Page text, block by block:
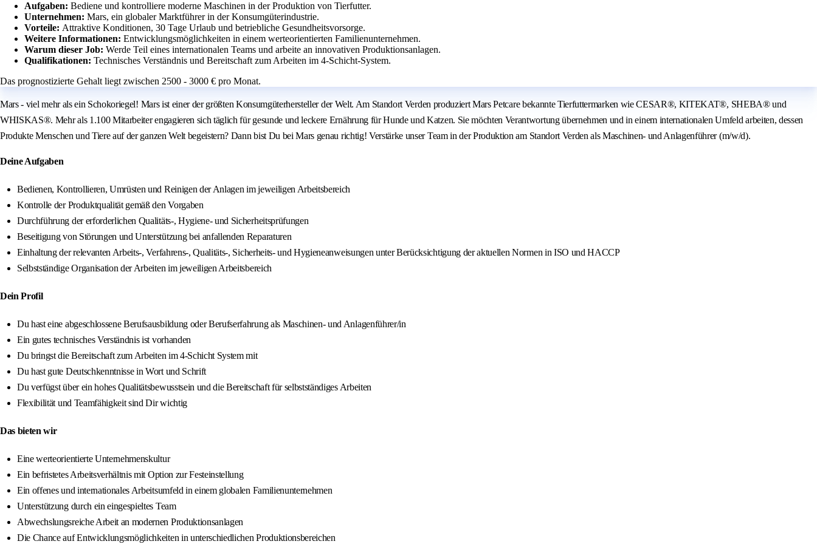
Aufgaben: Bediene und kontrolliere moderne Maschinen in der Produktion von Tierfutter.
Unternehmen: Mars, ein globaler Marktführer in der Konsumgüterindustrie.
Vorteile: Attraktive Konditionen, 30 Tage Urlaub und betriebliche Gesundheitsvorsorge.
Weitere Informationen: Entwicklungsmöglichkeiten in einem werteorientierten Familienunternehmen.
Warum dieser Job: Werde Teil eines internationalen Teams und arbeite an innovativen Produktionsanlagen.
Qualifikationen: Technisches Verständnis und Bereitschaft zum Arbeiten im 4-Schicht-System.
Das prognostizierte Gehalt liegt zwischen 2500 - 3000 € pro Monat.
Mars - viel mehr als ein Schokoriegel! Mars ist einer der größten Konsumgüterhersteller der Welt. Am Standort Verden produziert Mars Petcare bekannte Tierfuttermarken wie CESAR®, KITEKAT®, SHEBA® und
WHISKAS®. Mehr als 1.100 Mitarbeiter engagieren sich täglich für gesunde und leckere Ernährung für Hunde und Katzen. Sie möchten Verantwortung übernehmen und in einem internationalen Umfeld arbeiten, dessen
Produkte Menschen und Tiere auf der ganzen Welt begeistern? Dann bist Du bei Mars genau richtig! Verstärke unser Team in der Produktion am Standort Verden als Maschinen- und Anlagenführer (m/w/d).
Deine Aufgaben
Bedienen, Kontrollieren, Umrüsten und Reinigen der Anlagen im jeweiligen Arbeitsbereich
Kontrolle der Produktqualität gemäß den Vorgaben
Durchführung der erforderlichen Qualitäts-, Hygiene- und Sicherheitsprüfungen
Beseitigung von Störungen und Unterstützung bei anfallenden Reparaturen
Einhaltung der relevanten Arbeits-, Verfahrens-, Qualitäts-, Sicherheits- und Hygieneanweisungen unter Berücksichtigung der aktuellen Normen in ISO und HACCP
Selbstständige Organisation der Arbeiten im jeweiligen Arbeitsbereich
Dein Profil
Du hast eine abgeschlossene Berufsausbildung oder Berufserfahrung als Maschinen- und Anlagenführer/in
Ein gutes technisches Verständnis ist vorhanden
Du bringst die Bereitschaft zum Arbeiten im 4-Schicht System mit
Du hast gute Deutschkenntnisse in Wort und Schrift
Du verfügst über ein hohes Qualitätsbewusstsein und die Bereitschaft für selbstständiges Arbeiten
Flexibilität und Teamfähigkeit sind Dir wichtig
Das bieten wir
Eine werteorientierte Unternehmenskultur
Ein befristetes Arbeitsverhältnis mit Option zur Festeinstellung
Ein offenes und internationales Arbeitsumfeld in einem globalen Familienunternehmen
Unterstützung durch ein eingespieltes Team
Abwechslungsreiche Arbeit an modernen Produktionsanlagen
Die Chance auf Entwicklungsmöglichkeiten in unterschiedlichen Produktionsbereichen